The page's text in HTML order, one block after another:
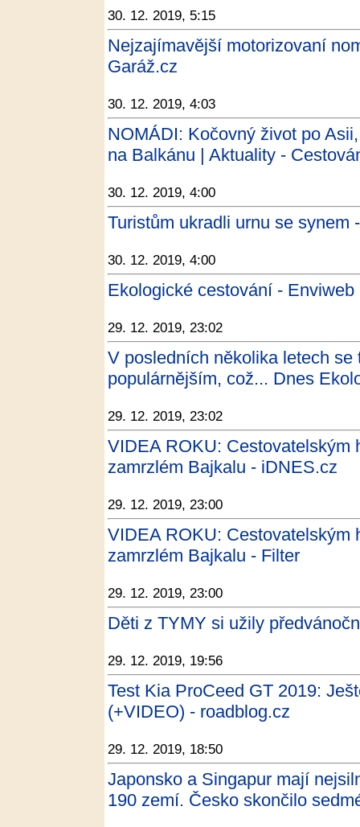
30. 12. 2019, 5:15
Nejzajímavější motorizovaní
Garáž.cz
30. 12. 2019, 4:03
NOMÁDI: Kočovný život po
na Balkánu | Aktuality -
30. 12. 2019, 4:00
Turistům ukradli urnu se synem
30. 12. 2019, 4:00
Ekologické cestování - Enviweb
29. 12. 2019, 23:02
V posledních několika letech
populárnějším, což... Dnes
29. 12. 2019, 23:02
VIDEA ROKU: Cestovatelským
zamrzlém Bajkalu - iDNES.cz
29. 12. 2019, 23:00
VIDEA ROKU: Cestovatelským
zamrzlém Bajkalu - Filter
29. 12. 2019, 23:00
Děti z TYMY si užily
29. 12. 2019, 19:56
Test Kia ProCeed GT 2019:
(+VIDEO) - roadblog.cz
29. 12. 2019, 18:50
Japonsko a Singapur mají
190 zemí. Česko skončilo